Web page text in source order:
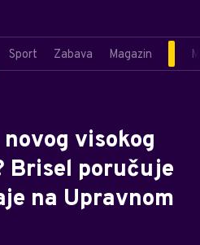
Sport Zabava Magazin
visokog
Brisel poručuje
na Upravnom